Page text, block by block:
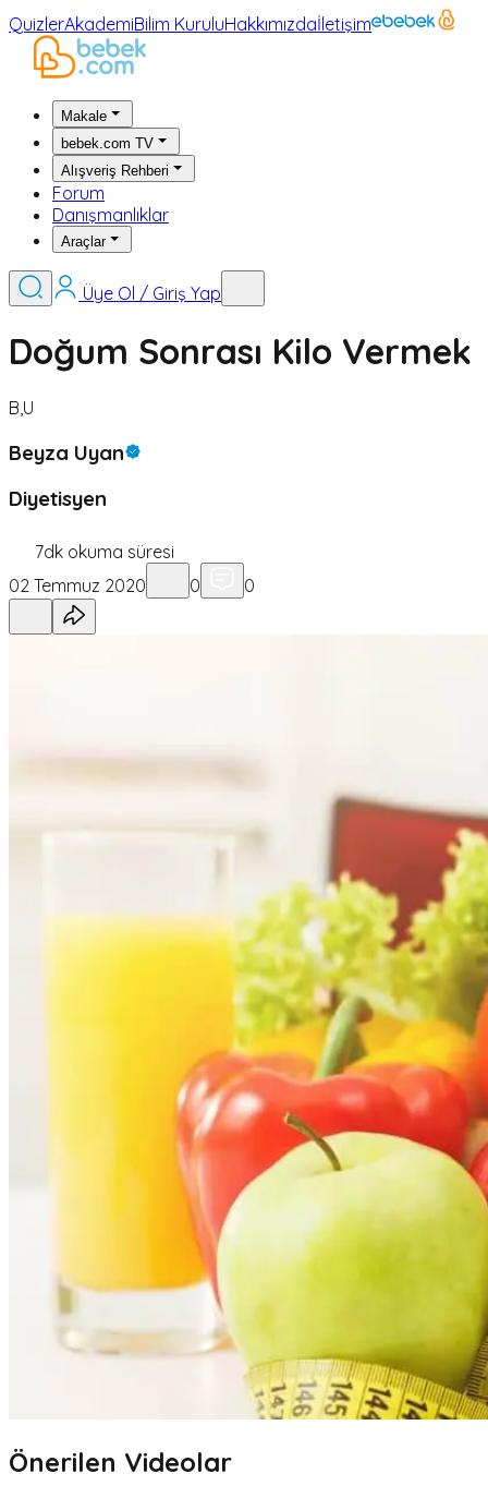
QuizlerAkademiBilim KuruluHakkımızdaİletişim
Makale
bebek.com TV
Alışveriş Rehberi
Forum
Danışmanlıklar
Araçlar
Üye Ol / Giriş Yap
Doğum Sonrası Kilo Vermek
B,U
Beyza Uyan
Diyetisyen
7dk okuma süresi
02 Temmuz 2020
0 0
Önerilen Videolar